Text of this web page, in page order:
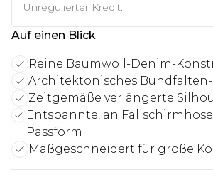
Unregulierter Kredit.
Auf einen Blick
Reine Baumwoll-Denim-
Architektonisches
Zeitgemäße verlängerte
Entspannte, an
Passform
Maßgeschneidert für große